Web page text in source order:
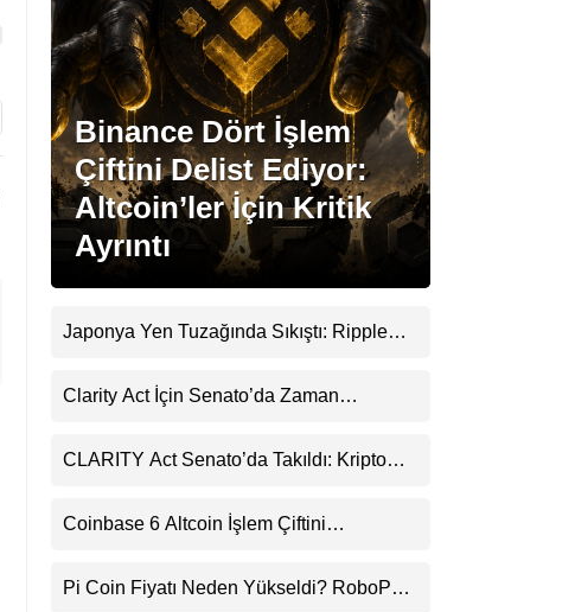
Stablecoin Haberleri
Facebook
Instagram
Telegram
Binance Dört İşlem
Çiftini Delist Ediyor:
Altcoin’ler İçin Kritik
Ayrıntı
Japonya Yen Tuzağında Sıkıştı: Ripple
Clarity Act İçin Senato’da Zaman
CLARITY Act Senato’da Takıldı: Kripto
Coinbase 6 Altcoin İşlem Çiftini
Pi Coin Fiyatı Neden Yükseldi? RoboPay